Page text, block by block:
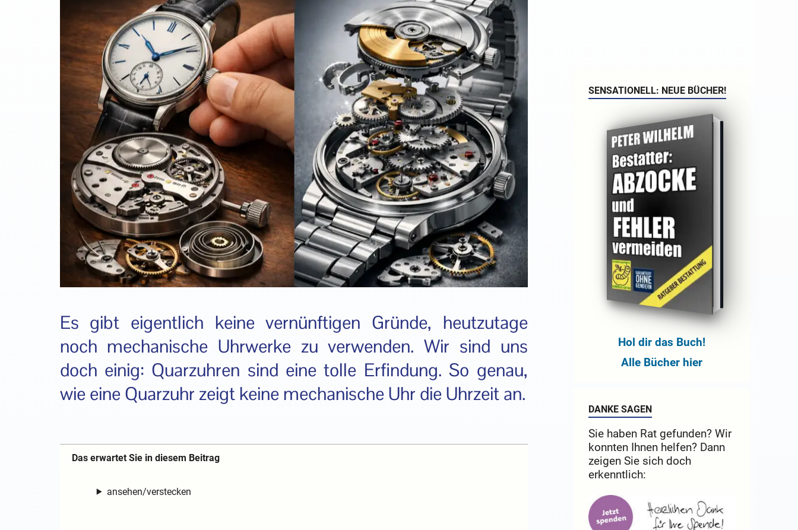
Es gibt eigentlich keine vernünftigen Gründe, heutzutage
noch mechanische Uhrwerke zu verwenden. Wir sind uns
doch einig: Quarzuhren sind eine tolle Erfindung. So genau,
wie eine Quarzuhr zeigt keine mechanische Uhr die Uhrzeit an.
Das erwartet Sie in diesem Beitrag
ansehen/verstecken
SENSATIONELL: NEUE BÜCHER!
Hol dir das Buch!
Alle Bücher hier
DANKE SAGEN
Sie haben Rat gefunden? Wir
konnten Ihnen helfen? Dann
zeigen Sie sich doch
erkenntlich: